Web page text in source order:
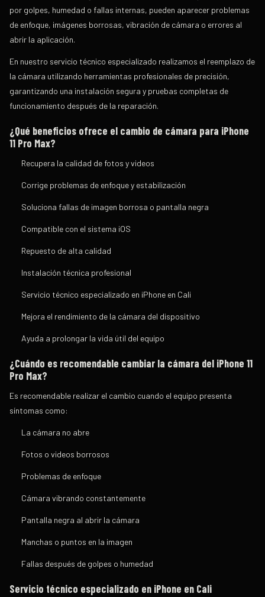
por golpes, humedad o fallas internas, pueden aparecer problemas
de enfoque, imágenes borrosas, vibración de cámara o errores al
abrir la aplicación.
En nuestro servicio técnico especializado realizamos el reemplazo de
la cámara utilizando herramientas profesionales de precisión,
garantizando una instalación segura y pruebas completas de
funcionamiento después de la reparación.
¿Qué beneficios ofrece el cambio de cámara para iPhone
11 Pro Max?
Recupera la calidad de fotos y videos
Corrige problemas de enfoque y estabilización
Soluciona fallas de imagen borrosa o pantalla negra
Compatible con el sistema iOS
Repuesto de alta calidad
Instalación técnica profesional
Servicio técnico especializado en iPhone en Cali
Mejora el rendimiento de la cámara del dispositivo
Ayuda a prolongar la vida útil del equipo
¿Cuándo es recomendable cambiar la cámara del iPhone 11
Pro Max?
Es recomendable realizar el cambio cuando el equipo presenta
síntomas como:
La cámara no abre
Fotos o videos borrosos
Problemas de enfoque
Cámara vibrando constantemente
Pantalla negra al abrir la cámara
Manchas o puntos en la imagen
Fallas después de golpes o humedad
Servicio técnico especializado en iPhone en Cali